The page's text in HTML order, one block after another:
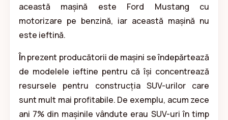
această mașină este Ford Mustang cu
motorizare pe benzină, iar această mașină nu
este ieftină.
În prezent producătorii de mașini se îndepărtează
de modelele ieftine pentru că își concentrează
resursele pentru construcția SUV-urilor care
sunt mult mai profitabile. De exemplu, acum zece
ani 7% din mașinile vândute erau SUV-uri în timp